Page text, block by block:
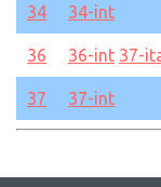
34 34-int
36 36-int 37-
37 37-int